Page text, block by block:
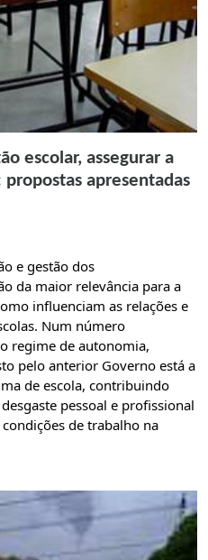
escolar, assegurar a
apresentadas
e gestão dos
da maior relevância para a
influenciam as relações e
Num número
regime de autonomia,
pelo anterior Governo está a
de escola, contribuindo
pessoal e profissional
de trabalho na